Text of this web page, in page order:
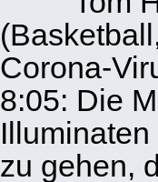
Corona-
8:05: Die
zu gehen,